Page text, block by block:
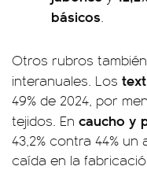
básicos.
Otros rubros
interanuales. Los
49% de 2024, por
tejidos. En caucho y
43,2% contra 44%
caída en la